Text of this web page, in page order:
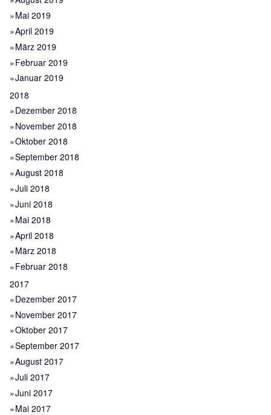
Mai 2019
April 2019
März 2019
Februar 2019
Januar 2019
2018
Dezember 2018
November 2018
Oktober 2018
September 2018
August 2018
Juli 2018
Juni 2018
Mai 2018
April 2018
März 2018
Februar 2018
2017
Dezember 2017
November 2017
Oktober 2017
September 2017
August 2017
Juli 2017
Juni 2017
Mai 2017